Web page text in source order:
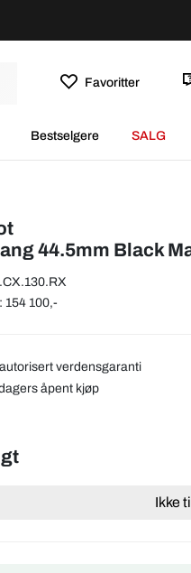
Favoritter
Bestselgere SALG
44.5mm Black
154 100,-
verdensgaranti
åpent kjøp
Ikke